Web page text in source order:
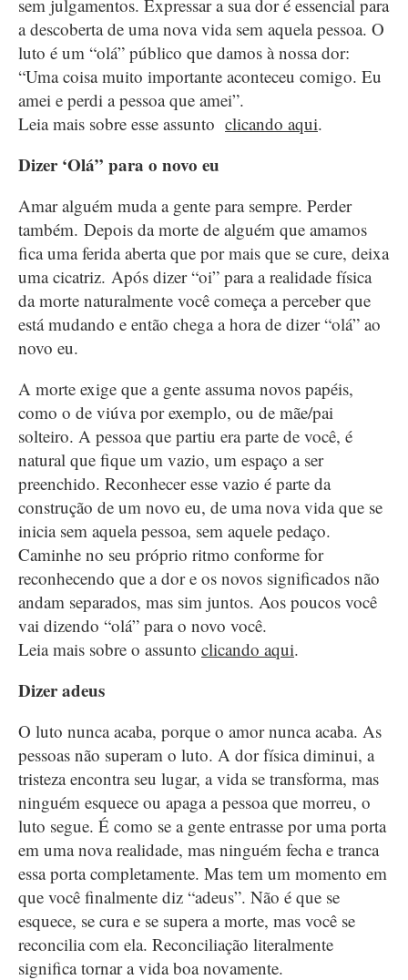
sem julgamentos. Expressar a sua dor é essencial para
a descoberta de uma nova vida sem aquela pessoa. O
luto é um “olá” público que damos à nossa dor:
“Uma coisa muito importante aconteceu comigo. Eu
amei e perdi a pessoa que amei”.
Leia mais sobre esse assunto clicando aqui.
Dizer ‘Olá” para o novo eu
Amar alguém muda a gente para sempre. Perder
também. Depois da morte de alguém que amamos
fica uma ferida aberta que por mais que se cure, deixa
uma cicatriz. Após dizer “oi” para a realidade física
da morte naturalmente você começa a perceber que
está mudando e então chega a hora de dizer “olá” ao
novo eu.
A morte exige que a gente assuma novos papéis,
como o de viúva por exemplo, ou de mãe/pai
solteiro. A pessoa que partiu era parte de você, é
natural que fique um vazio, um espaço a ser
preenchido. Reconhecer esse vazio é parte da
construção de um novo eu, de uma nova vida que se
inicia sem aquela pessoa, sem aquele pedaço.
Caminhe no seu próprio ritmo conforme for
reconhecendo que a dor e os novos significados não
andam separados, mas sim juntos. Aos poucos você
vai dizendo “olá” para o novo você.
Leia mais sobre o assunto clicando aqui.
Dizer adeus
O luto nunca acaba, porque o amor nunca acaba. As
pessoas não superam o luto. A dor física diminui, a
tristeza encontra seu lugar, a vida se transforma, mas
ninguém esquece ou apaga a pessoa que morreu, o
luto segue. É como se a gente entrasse por uma porta
em uma nova realidade, mas ninguém fecha e tranca
essa porta completamente. Mas tem um momento em
que você finalmente diz “adeus”. Não é que se
esquece, se cura e se supera a morte, mas você se
reconcilia com ela. Reconciliação literalmente
significa tornar a vida boa novamente.